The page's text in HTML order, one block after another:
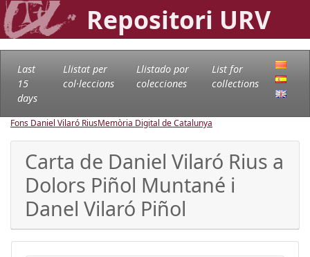
Repositori URV
Last
15
days
Llistat per
col·leccions
Llistado por
colecciones
List for
collections
Fons Daniel Vilaró RiusMemòria Digital de Catalunya
Carta de Daniel Vilaró Rius a
Dolors Piñol Muntané i
Danel Vilaró Piñol